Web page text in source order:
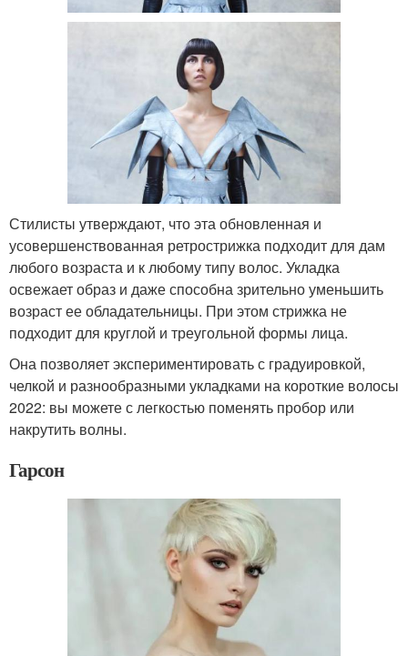
Стилисты утверждают, что эта обновленная и
усовершенствованная ретрострижка подходит для дам
любого возраста и к любому типу волос. Укладка
освежает образ и даже способна зрительно уменьшить
возраст ее обладательницы. При этом стрижка не
подходит для круглой и треугольной формы лица.
Она позволяет экспериментировать с градуировкой,
челкой и разнообразными укладками на короткие волосы
2022: вы можете с легкостью поменять пробор или
накрутить волны.
Гарсон